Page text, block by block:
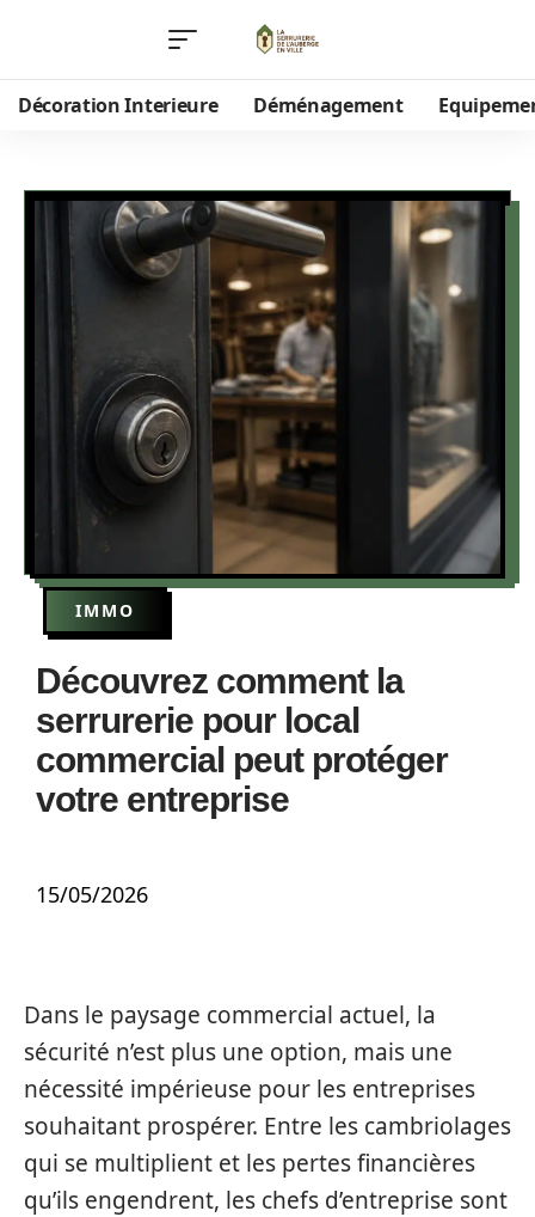
Décoration Interieure Déménagement
IMMO
Découvrez comment la
serrurerie pour local
commercial peut protéger
votre entreprise
15/05/2026
Dans le paysage commercial actuel, la
sécurité n’est plus une option, mais une
nécessité impérieuse pour les entreprises
souhaitant prospérer. Entre les cambriolages
qui se multiplient et les pertes financières
qu’ils engendrent, les chefs d’entreprise sont